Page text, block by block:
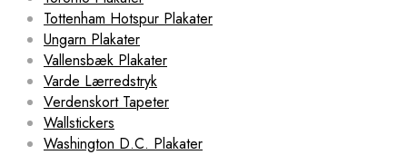
Tottenham Hotspur Plakater
Ungarn Plakater
Vallensbæk Plakater
Varde Lærredstryk
Verdenskort Tapeter
Wallstickers
Washington D.C. Plakater